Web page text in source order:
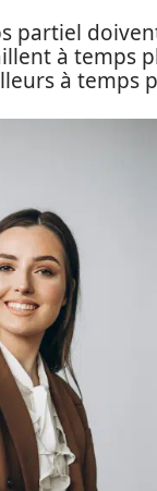
partiel
à temps
à temps